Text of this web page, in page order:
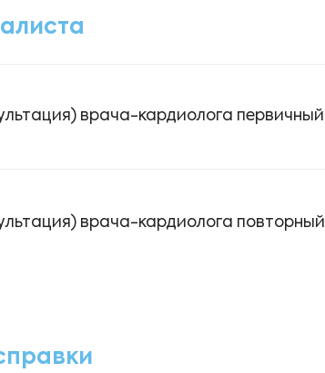
врача-кардиолога первичный
врача-кардиолога повторный